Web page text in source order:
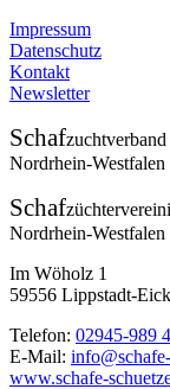
Impressum
Datenschutz
Kontakt
Newsletter
Schafzuchtverband
Nordrhein-Westfalen
Schaf
Nordrhein-Westfalen
Im Wöholz 1
59556 Lippstadt-
Telefon: 02945-989
E-Mail:
www.schafe-